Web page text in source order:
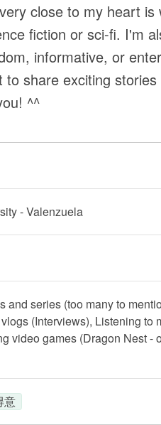
close to my heart is
fiction or sci-fi. I'm
informative, or
share exciting
^^
- Valenzuela
and series (too many to
(Interviews), Listening
video games (Dragon Nest -
意